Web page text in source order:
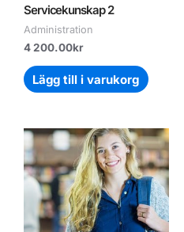
Servicekunskap 2
Administration
4 200.00kr
Lägg till i varukorg